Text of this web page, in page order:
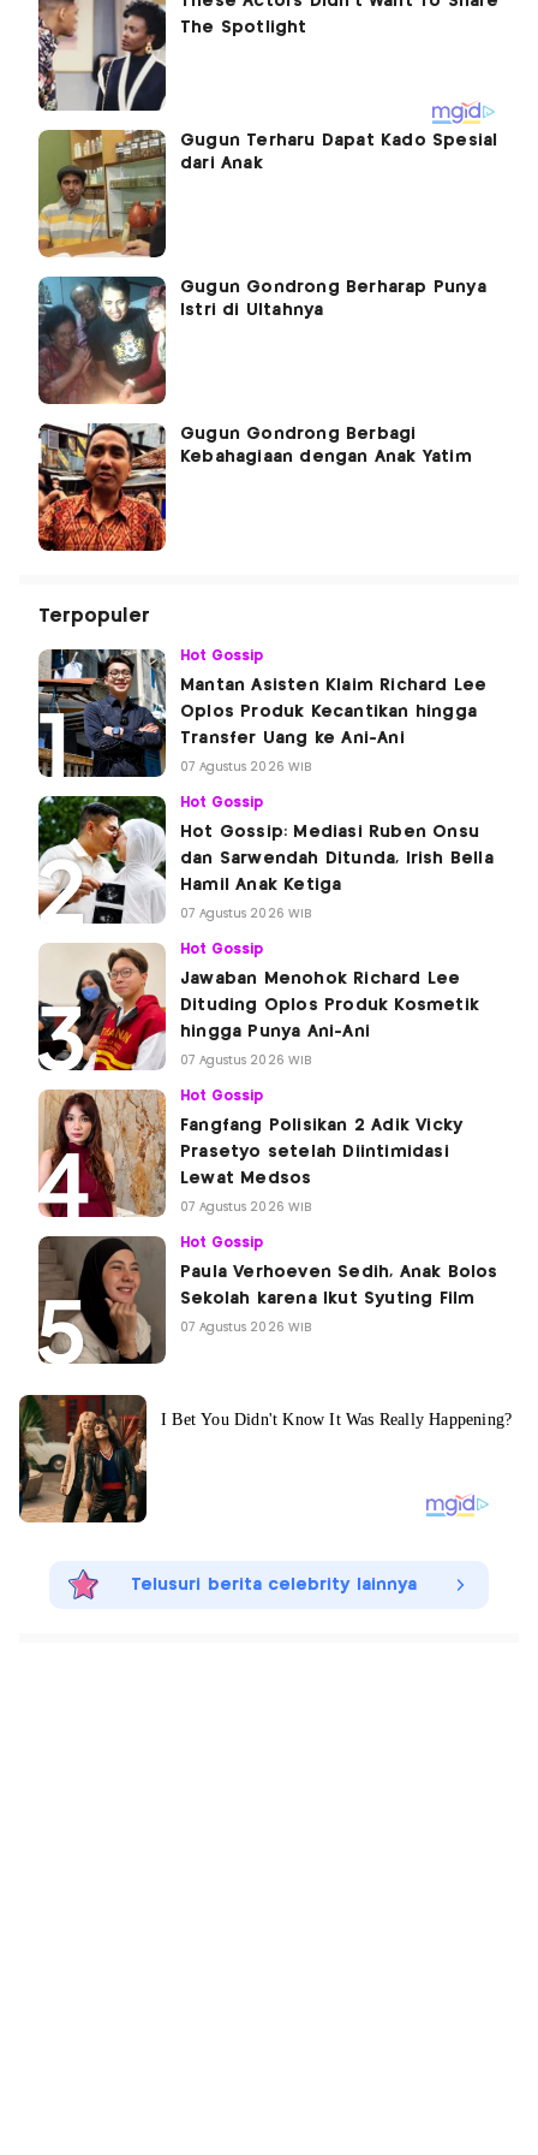
Gugun Terharu Dapat Kado Spesial
dari Anak
Gugun Gondrong Berharap Punya
Istri di Ultahnya
Gugun Gondrong Berbagi
Kebahagiaan dengan Anak Yatim
Terpopuler
Hot Gossip
Mantan Asisten Klaim Richard Lee
Oplos Produk Kecantikan hingga
Transfer Uang ke Ani-Ani
07 Agustus 2026 WIB
Hot Gossip
Hot Gossip: Mediasi Ruben Onsu
dan Sarwendah Ditunda, Irish Bella
Hamil Anak Ketiga
07 Agustus 2026 WIB
Hot Gossip
Jawaban Menohok Richard Lee
Dituding Oplos Produk Kosmetik
hingga Punya Ani-Ani
07 Agustus 2026 WIB
Hot Gossip
Fangfang Polisikan 2 Adik Vicky
Prasetyo setelah Diintimidasi
Lewat Medsos
07 Agustus 2026 WIB
Hot Gossip
Paula Verhoeven Sedih, Anak Bolos
Sekolah karena Ikut Syuting Film
07 Agustus 2026 WIB
Telusuri berita celebrity lainnya